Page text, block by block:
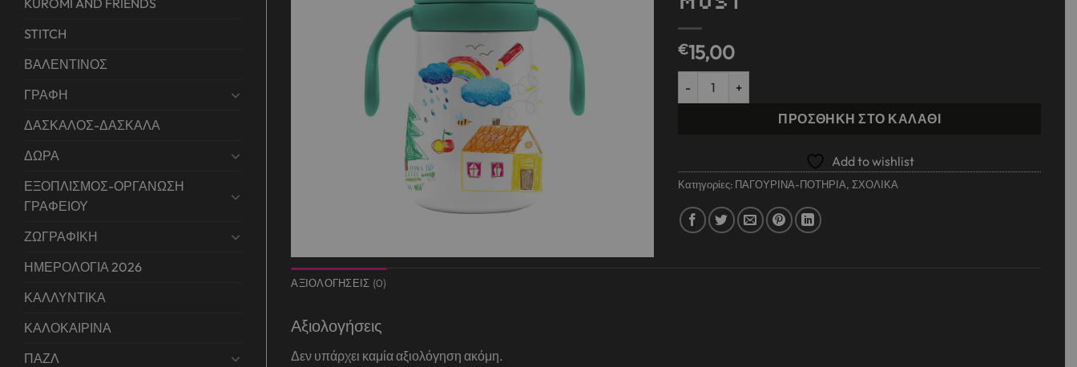
STITCH
ΒΑΛΕΝΤΙΝΟΣ
ΓΡΑΦΗ
ΔΑΣΚΑΛΟΣ-ΔΑΣΚΑΛΑ
ΔΩΡΑ
ΕΞΟΠΛΙΣΜΟΣ-ΟΡΓΑΝΩΣΗ
ΓΡΑΦΕΙΟΥ
ΖΩΓΡΑΦΙΚΗ
ΗΜΕΡΟΛΟΓΙΑ 2026
ΚΑΛΛΥΝΤΙΚΑ
ΚΑΛΟΚΑΙΡΙΝΑ
ΠΑΖΛ
€15,00
ΑΝΟΞΕΙΔΩΤΟ ΘΕΡΜΟΣ 350ML ΜΕ ΧΕΡΟΥΛΙΑ & ΚΑΛΑΜΑΚΙ 12,5Χ16,5ΕΚ
ΠΡΟΣΘΉΚΗ ΣΤΟ ΚΑΛΆΘΙ
Add to wishlist
Κατηγορίες: ΠΑΓΟΥΡΙΝΑ-ΠΟΤΗΡΙΑ, ΣΧΟΛΙΚΑ
ΑΞΙΟΛΟΓΉΣΕΙΣ (0)
Αξιολογήσεις
Δεν υπάρχει καμία αξιολόγηση ακόμη.